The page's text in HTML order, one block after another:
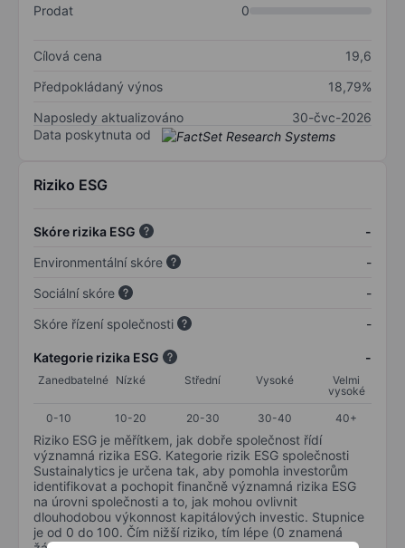
Prodat
0
Cílová cena
19,6
Předpokládaný výnos
18,79%
Naposledy aktualizováno
30-čvc-2026
Data poskytnuta od
Riziko ESG
Skóre rizika ESG
-
Environmentální skóre
-
Sociální skóre
-
Skóre řízení společnosti
-
Kategorie rizika ESG -
Zanedbatelné Nízké Střední Vysoké
Velmi
vysoké
0-10
10-20 20-30 30-40 40+
Riziko ESG je měřítkem, jak dobře společnost řídí
významná rizika ESG. Kategorie rizik ESG společnosti
Sustainalytics je určena tak, aby pomohla investorům
identifikovat a pochopit finančně významná rizika ESG
na úrovni společnosti a to, jak mohou ovlivnit
dlouhodobou výkonnost kapitálových investic. Stupnice
je od 0 do 100. Čím nižší riziko, tím lépe (0 znamená